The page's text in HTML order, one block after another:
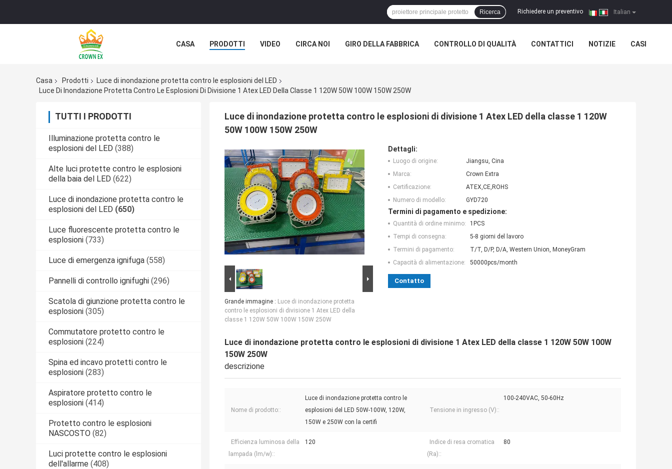
Italian
Richiedere un preventivo |
Ricerca
CASA PRODOTTI VIDEO CIRCA NOI GIRO DELLA FABBRICA CONTROLLO DI QUALITÀ CONTATTICI NOTIZIE CASI
Casa Prodotti
Luce di inondazione protetta contro le esplosioni del LED
Luce Di Inondazione Protetta Contro Le Esplosioni Di Divisione 1 Atex LED Della Classe 1 120W 50W 100W 150W 250W
TUTTI I PRODOTTI
Illuminazione protetta contro le
esplosioni del LED (388)
Alte luci protette contro le esplosioni
della baia del LED (622)
Luce di inondazione protetta contro le
esplosioni del LED (650)
Luce fluorescente protetta contro le
esplosioni (733)
Luce di emergenza ignifuga (558)
Pannelli di controllo ignifughi (296)
Scatola di giunzione protetta contro le
esplosioni (305)
Commutatore protetto contro le
esplosioni (224)
Spina ed incavo protetti contro le
esplosioni (283)
Aspiratore protetto contro le
esplosioni (414)
Protetto contro le esplosioni
NASCOSTO (82)
Luci protette contro le esplosioni
dell'allarme (408)
Luce di inondazione protetta contro le esplosioni di divisione 1 Atex LED della classe 1 120W
50W 100W 150W 250W
Grande immagine : Luce di inondazione protetta
contro le esplosioni di divisione 1 Atex LED della
classe 1 120W 50W 100W 150W 250W
Dettagli:
Luogo di origine:
Jiangsu, Cina
Marca:
Crown Extra
Certificazione:
ATEX,CE,ROHS
Numero di modello:
GYD720
Termini di pagamento e spedizione:
Quantità di ordine minimo:
1PCS
Tempi di consegna:
5-8 giorni del lavoro
Termini di pagamento:
T/T, D/P, D/A, Western Union, MoneyGram
Capacità di alimentazione:
50000pcs/month
Contatto
Luce di inondazione protetta contro le esplosioni di divisione 1 Atex LED della classe 1 120W 50W 100W
150W 250W
descrizione
Nome di prodotto::
Luce di inondazione protetta contro le
esplosioni del LED 50W-100W, 120W,
150W e 250W con la certifi
Tensione in ingresso (V)::
100-240VAC, 50-60Hz
Efficienza luminosa della
lampada (lm/w)::
120
Indice di resa cromatica
(Ra)::
80